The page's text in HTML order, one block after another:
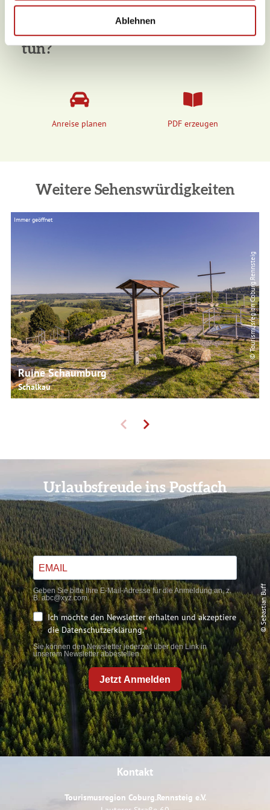
Ablehnen
Was möchten Sie als nächstes
tun?
Anreise planen PDF erzeugen
Weitere Sehenswürdigkeiten
Immer geöffnet
Ruine Schaumburg
Schalkau
© Tourismusregion Coburg.Rennsteig
© Sebastian Buff
Urlaubsfreude ins Postfach
Geben Sie bitte Ihre E-Mail-Adresse für die Anmeldung an, z.
B. abc@xyz.com.
Ich möchte den Newsletter erhalten und akzeptiere
die Datenschutzerklärung.
Sie können den Newsletter jederzeit über den Link in
unserem Newsletter abbestellen.
Jetzt Anmelden
Kontakt
Tourismusregion Coburg.Rennsteig e.V.